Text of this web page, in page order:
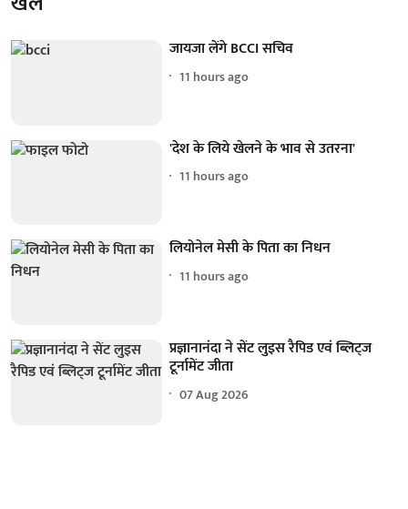
जायजा लेंगे BCCI सचिव
11 hours ago
'देश के लिये खेलने के भाव से उतरना'
11 hours ago
लियोनेल मेसी के पिता का निधन
11 hours ago
प्रज्ञानानंदा ने सेंट लुइस रैपिड एवं ब्लिट्ज
टूर्नामेंट जीता
07 Aug 2026